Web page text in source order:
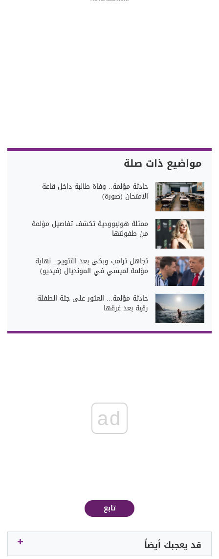
مواضيع ذات صلة
حادثة مؤلمة.. وفاة طالبة داخل قاعة
الامتحان (صورة)
ممثلة هوليوودية تكشف تفاصيل مؤلمة
من طفولتها
تجاهل ترامب وبكى بعد التتويج.. نهاية
مؤلمة لميسي في المونديال (فيديو)
حادثة مؤلمة... العثور على جثة الطفلة
رقية بعد غرقها
ad
تابع
قد يعجبك أيضاً